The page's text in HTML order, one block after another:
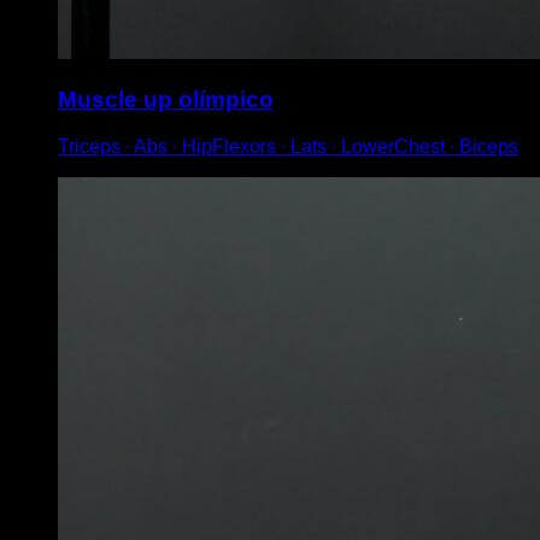
Muscle up olímpico
Triceps ∙ Abs ∙ HipFlexors ∙ Lats ∙ LowerChest ∙ Biceps